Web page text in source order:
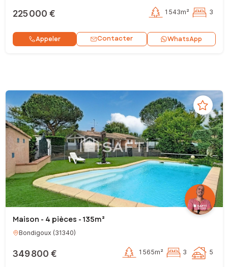
225 000 € 1 543m² 3
Appeler Contacter WhatsApp
Maison - 4 pièces - 135m²
Bondigoux (31340)
349 800 € 1 565m² 3 5